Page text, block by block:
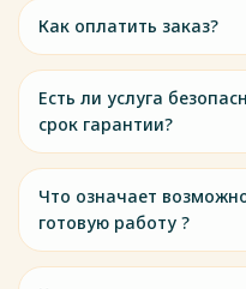
Как оплатить заказ?
Есть ли услуга
срок гарантии?
Что означает
готовую работу ?